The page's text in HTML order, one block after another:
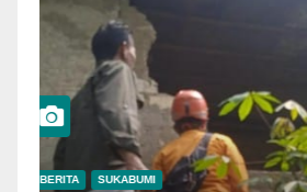
BERITA SUKABUMI